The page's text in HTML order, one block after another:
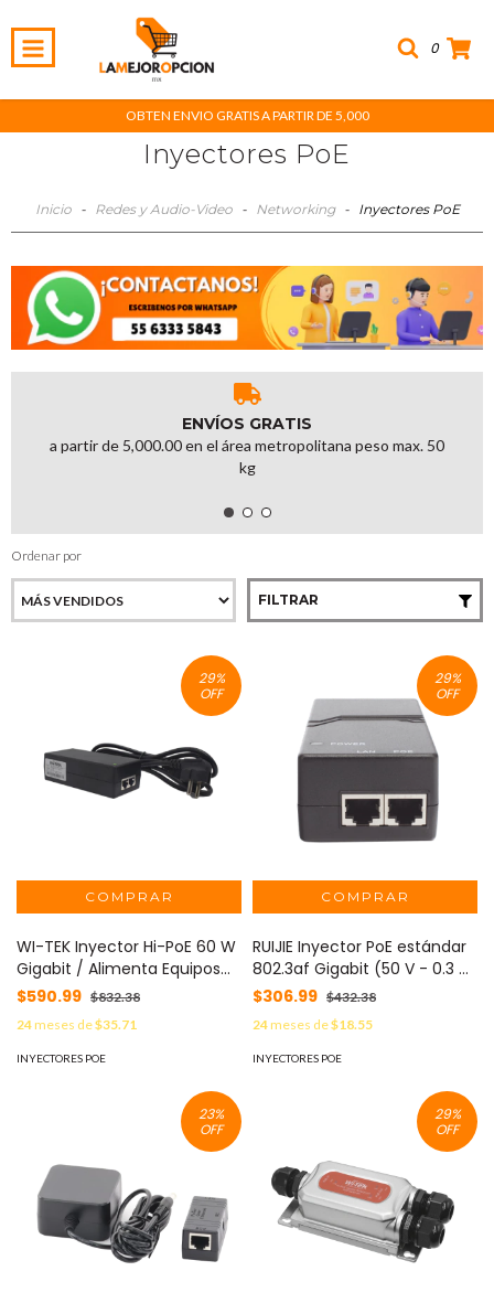
0
OBTEN ENVIO GRATIS A PARTIR DE 5,000
Inyectores PoE
Inicio - Redes y Audio-Video - Networking - Inyectores PoE
ENVÍOS GRATIS
a partir de 5,000.00 en el área metropolitana peso max. 50
kg
Ordenar por
FILTRAR
29%
OFF
WI-TEK Inyector Hi-PoE 60 W
Gigabit / Alimenta Equipos
PoE 802.3 af/at/bt / Para
Interior / Alcance de 100
metros WI-POE55-48V-60W
$590.99 $832.38
24meses de$35.71
INYECTORES POE
29%
OFF
RUIJIE Inyector PoE estándar
802.3af Gigabit (50 V - 0.3 A
- 15 W) RGE120(GE)
$306.99 $432.38
24meses de$18.55
INYECTORES POE
23%
OFF
29%
OFF